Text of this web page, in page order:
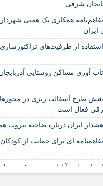
شرقی
تفاهم‌نامه همکاری یک همتی
ایران
استفاده از ظرفیت‌های
تاب آوری مساکن روستایی
شش طرح آسفالت ریزی در
شرقی فعال است
هشدار ایران درباره ضاحیه بیروت
تفاهمنامه ای برای حمایت از کودکان
اجرای طرح آبادانی و پیشرفت